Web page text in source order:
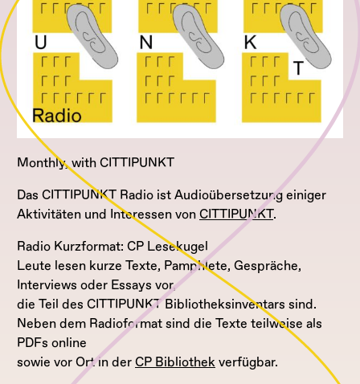
Monthly, with CITTIPUNKT
Das CITTIPUNKT Radio ist Audioübersetzung einiger
Aktivitäten und Interessen von CITTIPUNKT.
Radio Kurzformat: CP Lesekugel
Leute lesen kurze Texte, Pamphlete, Gespräche,
Interviews oder Essays vor,
die Teil des CITTIPUNKT Bibliotheksinventars sind.
Neben dem Radioformat sind die Texte teilweise als
PDFs online
sowie vor Ort in der CP Bibliothek verfügbar.